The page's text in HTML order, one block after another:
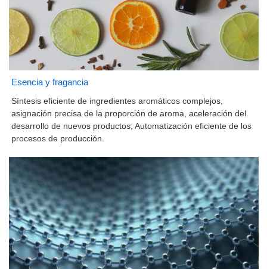
Esencia y fragancia
Síntesis eficiente de ingredientes aromáticos complejos,
asignación precisa de la proporción de aroma, aceleración del
desarrollo de nuevos productos; Automatización eficiente de los
procesos de producción.